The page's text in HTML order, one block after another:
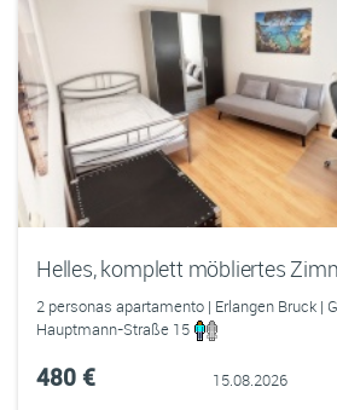
2 personas apartamento | Erlangen Bruck |
Hauptmann-Straße 15
480 € 15.08.2026